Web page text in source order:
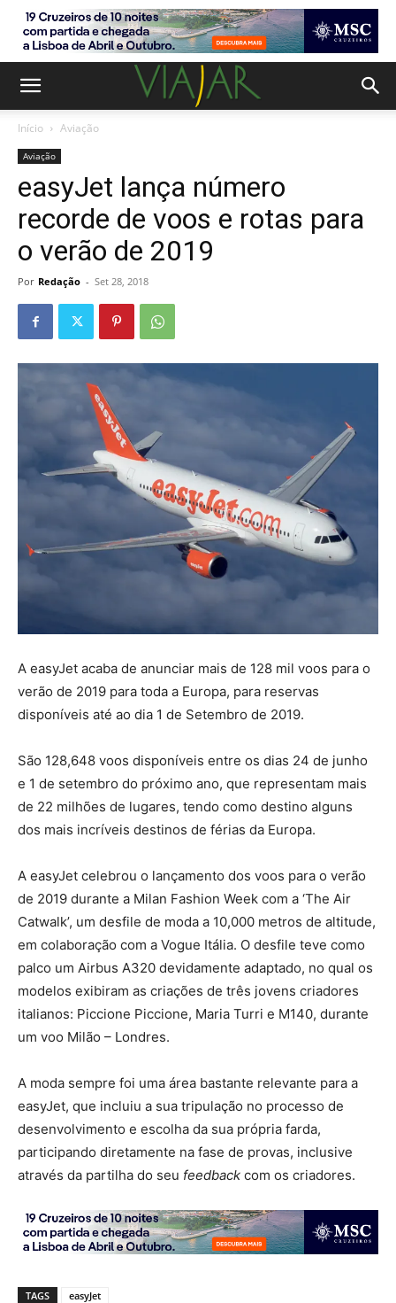
Início Aviação
Aviação
easyJet lança número
recorde de voos e rotas para
o verão de 2019
Por Redação - Set 28, 2018
A easyJet acaba de anunciar mais de 128 mil voos para o
verão de 2019 para toda a Europa, para reservas
disponíveis até ao dia 1 de Setembro de 2019.
São 128,648 voos disponíveis entre os dias 24 de junho
e 1 de setembro do próximo ano, que representam mais
de 22 milhões de lugares, tendo como destino alguns
dos mais incríveis destinos de férias da Europa.
A easyJet celebrou o lançamento dos voos para o verão
de 2019 durante a Milan Fashion Week com a ‘The Air
Catwalk’, um desfile de moda a 10,000 metros de altitude,
em colaboração com a Vogue Itália. O desfile teve como
palco um Airbus A320 devidamente adaptado, no qual os
modelos exibiram as criações de três jovens criadores
italianos: Piccione Piccione, Maria Turri e M140, durante
um voo Milão – Londres.
A moda sempre foi uma área bastante relevante para a
easyJet, que incluiu a sua tripulação no processo de
desenvolvimento e escolha da sua própria farda,
participando diretamente na fase de provas, inclusive
através da partilha do seu feedback com os criadores.
TAGS easyJet